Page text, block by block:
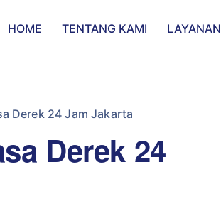
HOME TENTANG KAMI LAYANAN
Derek 24 Jam Jakarta
Derek 24